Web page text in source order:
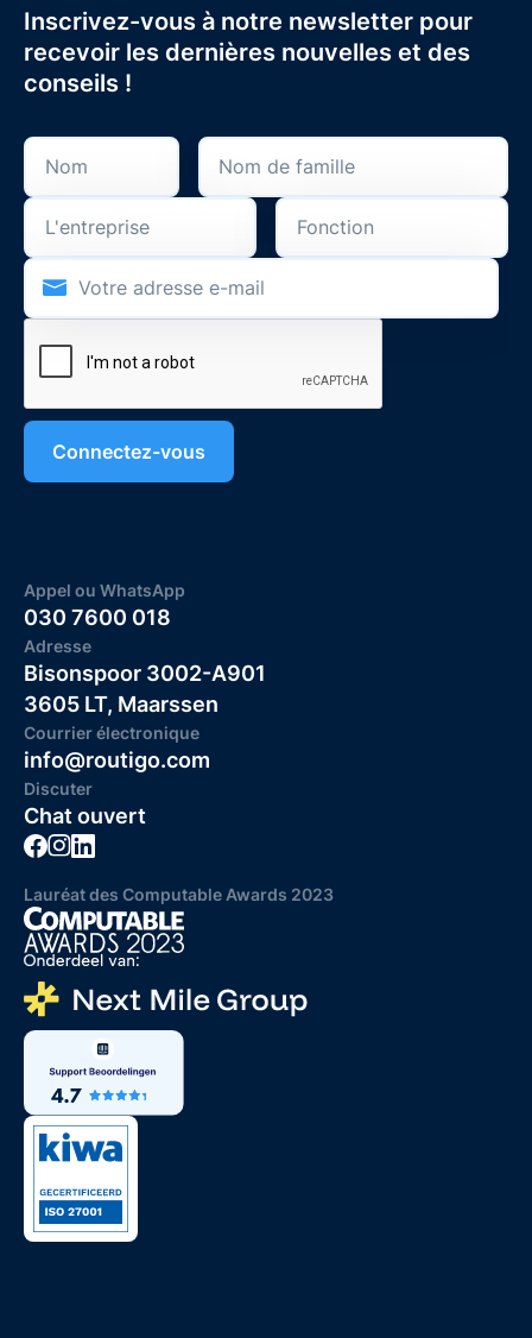
Inscrivez-vous à notre newsletter pour
recevoir les dernières nouvelles et des
conseils !
Appel ou WhatsApp
030 7600 018
Adresse
Bisonspoor 3002-A901
3605 LT, Maarssen
Courrier électronique
info@routigo.com
Discuter
Chat ouvert
Lauréat des Computable Awards 2023